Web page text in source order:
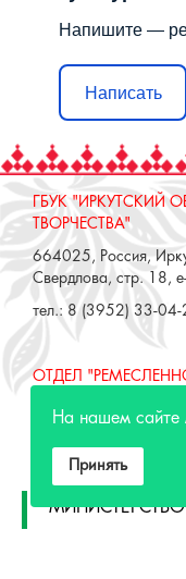
Напишите —
Написать
ГБУК
ТВОРЧЕСТВА"
664025, Россия,
Свердлова, стр. 18,
тел.: 8 (3952) 33-04-
ОТДЕЛ
664025, Россия,
тел.: 8 (3952) 48-71-
МИНИСТЕРСТВО
На нашем сайте
Принять